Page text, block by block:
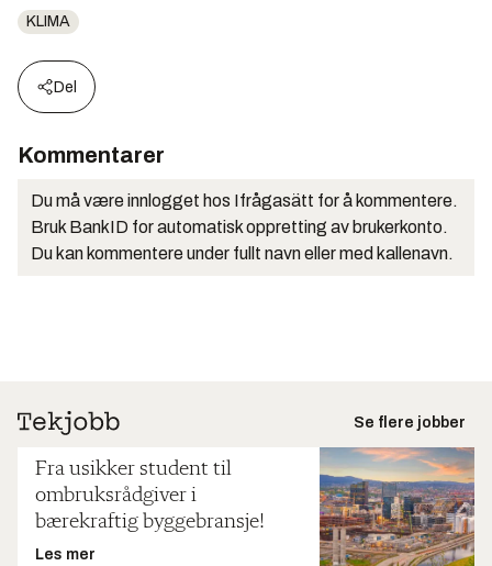
KLIMA
Del
Kommentarer
Du må være innlogget hos Ifrågasätt for å kommentere.
Bruk BankID for automatisk oppretting av brukerkonto.
Du kan kommentere under fullt navn eller med kallenavn.
Se flere jobber
Fra usikker student til
ombruksrådgiver i
bærekraftig byggebransje!
Les mer